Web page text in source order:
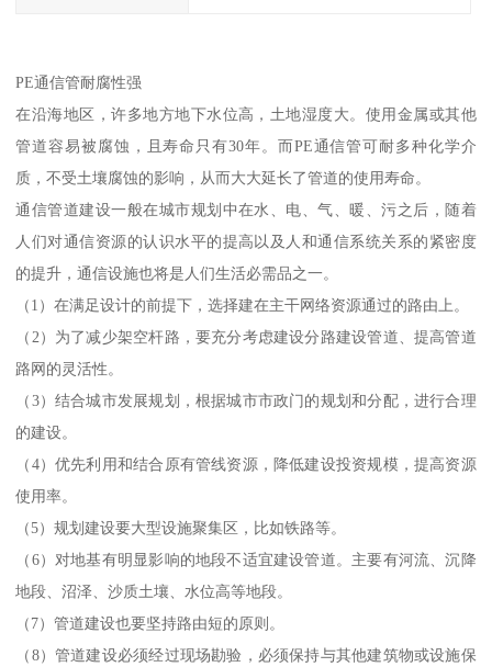
PE通信管耐腐性强
在沿海地区，许多地方地下水位高，土地湿度大。使用金属或其他
管道容易被腐蚀，且寿命只有30年。而PE通信管可耐多种化学介
质，不受土壤腐蚀的影响，从而大大延长了管道的使用寿命。
通信管道建设一般在城市规划中在水、电、气、暖、污之后，随着
人们对通信资源的认识水平的提高以及人和通信系统关系的紧密度
的提升，通信设施也将是人们生活必需品之一。
（1）在满足设计的前提下，选择建在主干网络资源通过的路由上。
（2）为了减少架空杆路，要充分考虑建设分路建设管道、提高管道
路网的灵活性。
（3）结合城市发展规划，根据城市市政门的规划和分配，进行合理
的建设。
（4）优先利用和结合原有管线资源，降低建设投资规模，提高资源
使用率。
（5）规划建设要大型设施聚集区，比如铁路等。
（6）对地基有明显影响的地段不适宜建设管道。主要有河流、沉降
地段、沼泽、沙质土壤、水位高等地段。
（7）管道建设也要坚持路由短的原则。
（8）管道建设必须经过现场勘验，必须保持与其他建筑物或设施保